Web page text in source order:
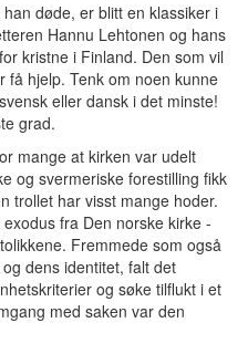
døde, er blitt en klassiker i
Hannu Lehtonen og hans
kristne i Finland. Den som vil
få hjelp. Tenk om noen kunne
eller dansk i det minste!
grad.
mange at kirken var udelt
og svermeriske forestilling fikk
trollet har visst mange hoder.
fra Den norske kirke -
Fremmede som også
dens identitet, falt det
og søke tilflukt i et
med saken var den